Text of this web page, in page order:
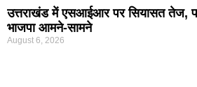
उत्तराखंड में एसआईआर पर सियासत तेज,
भाजपा आमने-सामने
August 6, 2026